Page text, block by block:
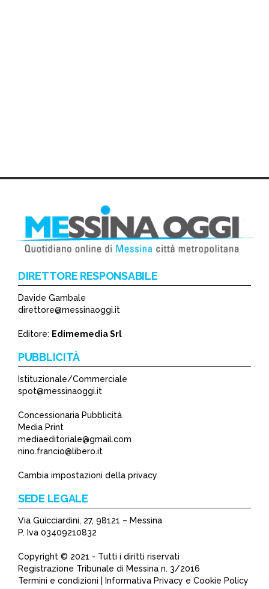
DIRETTORE RESPONSABILE
Davide Gambale
direttore@messinaoggi.it
Editore: Edimemedia Srl
PUBBLICITÀ
Istituzionale/Commerciale
spot@messinaoggi.it
Concessionaria Pubblicità
Media Print
mediaeditoriale@gmail.com
nino.francio@libero.it
Cambia impostazioni della privacy
SEDE LEGALE
Via Guicciardini, 27, 98121 – Messina
P. Iva 03409210832
Copyright © 2021 - Tutti i diritti riservati
Registrazione Tribunale di Messina n. 3/2016
Termini e condizioni | Informativa Privacy e Cookie Policy